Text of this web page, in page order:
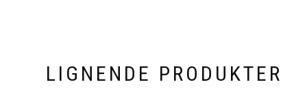
LIGNENDE PRODUKTER